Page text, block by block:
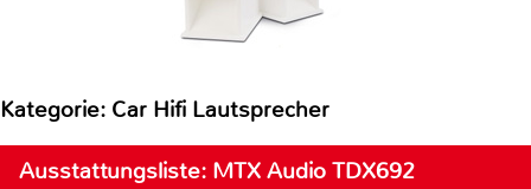
Kategorie: Car Hifi Lautsprecher
Ausstattungsliste: MTX Audio TDX692